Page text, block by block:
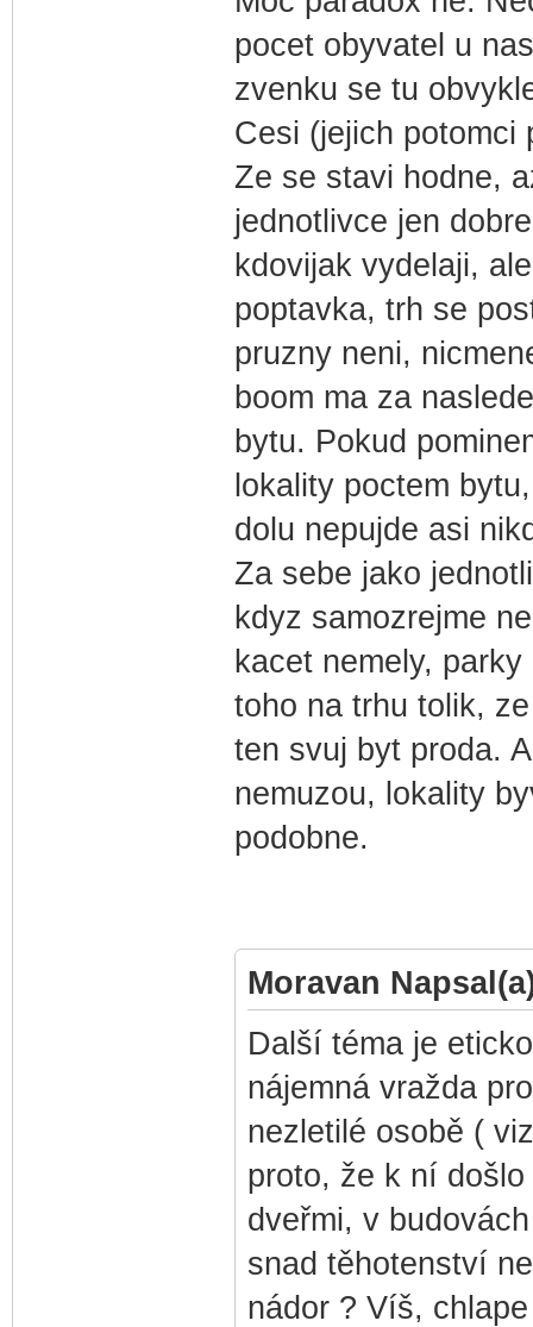
pocet obyvatel u
zvenku se tu
Cesi (jejich potomci
Ze se stavi hodne,
jednotlivce jen
kdovijak vydelaji,
poptavka, trh se
pruzny neni,
boom ma za
bytu. Pokud
lokality poctem
dolu nepujde asi
Za sebe jako
kdyz samozrejme
kacet nemely,
toho na trhu tolik,
ten svuj byt proda.
nemuzou, lokality
podobne.
Moravan
Další téma je
nájemná vražda
nezletilé osobě (
proto, že k ní
dveřmi, v
snad těhotenství
nádor ? Víš,